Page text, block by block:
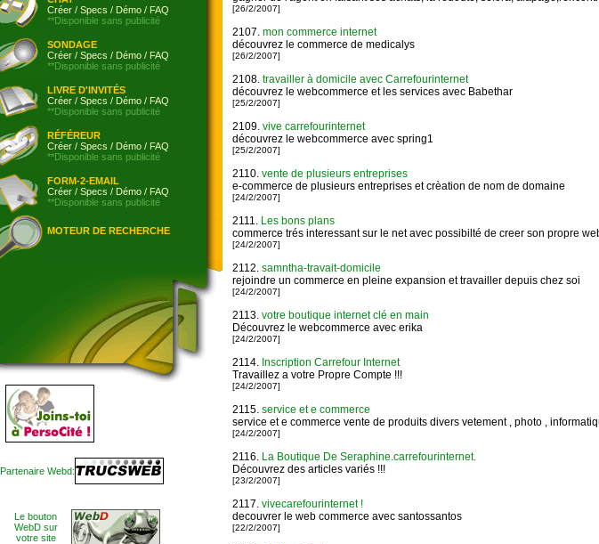
Créer / Specs / Démo / FAQ
**Disponible sans publicité
SONDAGE
Créer / Specs / Démo / FAQ
**Disponible sans publicité
LIVRE D'INVITÉS
Créer / Specs / Démo / FAQ
**Disponible sans publicité
RÉFÉREUR
Créer / Specs / Démo / FAQ
**Disponible sans publicité
FORM-2-EMAIL
Créer / Specs / Démo / FAQ
**Disponible sans publicité
MOTEUR DE RECHERCHE
Partenaire Webd:
Le bouton
WebD sur
votre site
[26/2/2007]
2107. mon commerce internet
découvrez le commerce de medicalys
[26/2/2007]
2108. travailler à domicile avec Carrefourinternet
découvrez le webcommerce et les services avec Babethar
[25/2/2007]
2109. vive carrefourinternet
découvrez le webcommerce avec spring1
[25/2/2007]
2110. vente de plusieurs entreprises
e-commerce de plusieurs entreprises et crèation de nom de domaine
[24/2/2007]
2111. Les bons plans
commerce trés interessant sur le net avec possibilté de creer son propre
[24/2/2007]
2112. samntha-travait-domicile
rejoindre un commerce en pleine expansion et travailler depuis chez soi
[24/2/2007]
2113. votre boutique internet clé en main
Découvrez le webcommerce avec erika
[24/2/2007]
2114. Inscription Carrefour Internet
Travaillez a votre Propre Compte !!!
[24/2/2007]
2115. service et e commerce
service et e commerce vente de produits divers vetement , photo ,
[24/2/2007]
2116. La Boutique De Seraphine.carrefourinternet.
Découvrez des articles variés !!!
[23/2/2007]
2117. vivecarefourinternet !
decouvrer le web commerce avec santossantos
[22/2/2007]